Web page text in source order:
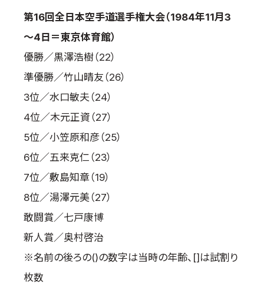
役員紹介
各委員会紹介
お知らせ
本部からのお知らせ
支部からのお知らせ
公式大会
公式記録
試合規則
入門のご案内
青少年部・保護者の方へ
第16回全日本空手道選手権大会（1984年11月3
～4日＝東京体育館）
優勝／黒澤浩樹（22）
準優勝／竹山晴友（26）
3位／水口敏夫（24）
4位／木元正資（27）
5位／小笠原和彦（25）
6位／五来克仁（23）
7位／敷島知章（19）
8位／湯澤元美（27）
敢闘賞／七戸康博
新人賞／奥村啓治
※名前の後ろの()の数字は当時の年齢、[]は試割り
枚数